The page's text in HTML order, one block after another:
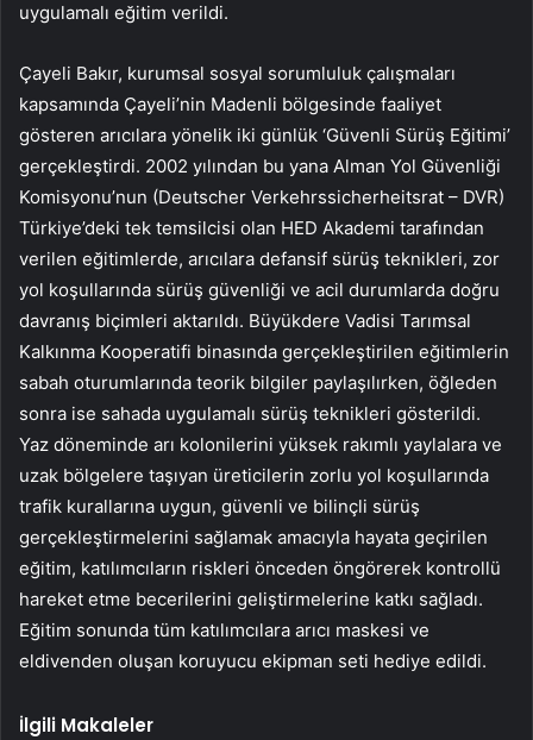
uygulamalı eğitim verildi.
Çayeli Bakır, kurumsal sosyal sorumluluk çalışmaları
kapsamında Çayeli’nin Madenli bölgesinde faaliyet
gösteren arıcılara yönelik iki günlük ‘Güvenli Sürüş Eğitimi’
gerçekleştirdi. 2002 yılından bu yana Alman Yol Güvenliği
Komisyonu’nun (Deutscher Verkehrssicherheitsrat – DVR)
Türkiye’deki tek temsilcisi olan HED Akademi tarafından
verilen eğitimlerde, arıcılara defansif sürüş teknikleri, zor
yol koşullarında sürüş güvenliği ve acil durumlarda doğru
davranış biçimleri aktarıldı. Büyükdere Vadisi Tarımsal
Kalkınma Kooperatifi binasında gerçekleştirilen eğitimlerin
sabah oturumlarında teorik bilgiler paylaşılırken, öğleden
sonra ise sahada uygulamalı sürüş teknikleri gösterildi.
Yaz döneminde arı kolonilerini yüksek rakımlı yaylalara ve
uzak bölgelere taşıyan üreticilerin zorlu yol koşullarında
trafik kurallarına uygun, güvenli ve bilinçli sürüş
gerçekleştirmelerini sağlamak amacıyla hayata geçirilen
eğitim, katılımcıların riskleri önceden öngörerek kontrollü
hareket etme becerilerini geliştirmelerine katkı sağladı.
Eğitim sonunda tüm katılımcılara arıcı maskesi ve
eldivenden oluşan koruyucu ekipman seti hediye edildi.
İlgili Makaleler